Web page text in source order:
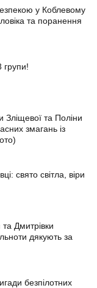
у Коблевому
та поранення
Зліщевої та Поліни
змагань із
свято світла, віри
та Дмитрівки
дякують за
безпілотних